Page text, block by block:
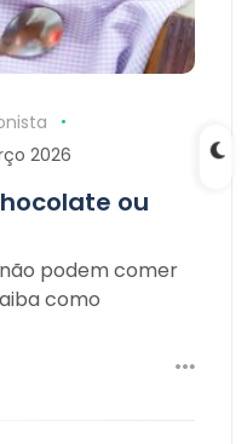
2026
ou
podem comer
como